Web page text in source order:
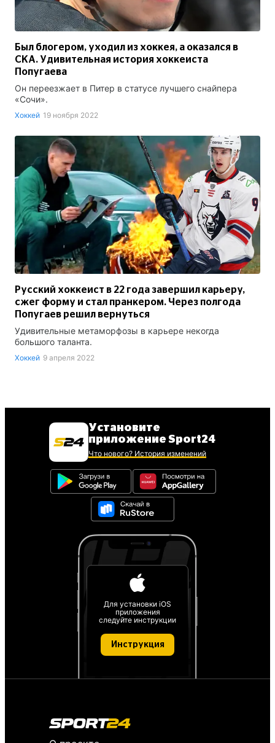
Был блогером, уходил из хоккея, а оказался в
СКА. Удивительная история хоккеиста
Попугаева
Он переезжает в Питер в статусе лучшего снайпера
«Сочи».
Хоккей 19 ноября 2022
Русский хоккеист в 22 года завершил карьеру,
сжег форму и стал пранкером. Через полгода
Попугаев решил вернуться
Удивительные метаморфозы в карьере некогда
большого таланта.
Хоккей 9 апреля 2022
Установите
приложение Sport24
Что нового? История изменений
Для установки iOS
приложения
следуйте инструкции
Инструкция